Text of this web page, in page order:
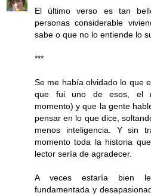
El último verso es tan
personas considerable
sabe o que no lo entiende lo
***
Se me había olvidado lo que
que fui uno de esos, el
momento) y que la gente
pensar en lo que dice,
menos inteligencia. Y sin
momento toda la historia
lector sería de agradecer.
A veces estaría bien
fundamentada y